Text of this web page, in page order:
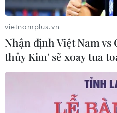
vietnamplus.vn
Nhận định Việt Nam vs
thủy Kim' sẽ xoay tua